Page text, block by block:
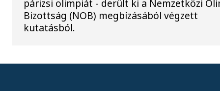
párizsi olimpiát - derült ki a Nemzetközi
Bizottság (NOB) megbízásából végzett
kutatásból.